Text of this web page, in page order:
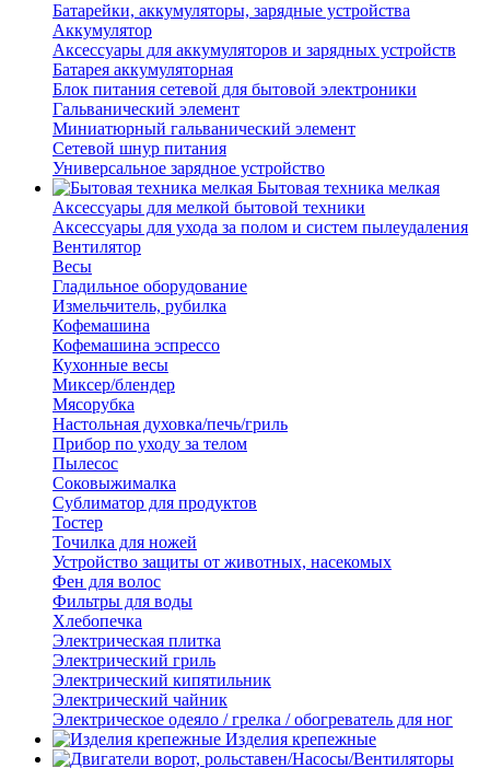
Батарейки, аккумуляторы, зарядные устройства
Аккумулятор
Аксессуары для аккумуляторов и зарядных устройств
Батарея аккумуляторная
Блок питания сетевой для бытовой электроники
Гальванический элемент
Миниатюрный гальванический элемент
Сетевой шнур питания
Универсальное зарядное устройство
Бытовая техника мелкая
Аксессуары для мелкой бытовой техники
Аксессуары для ухода за полом и систем пылеудаления
Вентилятор
Весы
Гладильное оборудование
Измельчитель, рубилка
Кофемашина
Кофемашина эспрессо
Кухонные весы
Миксер/блендер
Мясорубка
Настольная духовка/печь/гриль
Прибор по уходу за телом
Пылесос
Соковыжималка
Сублиматор для продуктов
Тостер
Точилка для ножей
Устройство защиты от животных, насекомых
Фен для волос
Фильтры для воды
Хлебопечка
Электрическая плитка
Электрический гриль
Электрический кипятильник
Электрический чайник
Электрическое одеяло / грелка / обогреватель для ног
Изделия крепежные